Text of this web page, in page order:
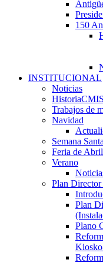
150
INSTITUCIONAL
Noticias
HistoriaCMIS
Trabajos de
Navidad
Semana Santa
Feria de Abril
Verano
Plan Director
Plan
Plano